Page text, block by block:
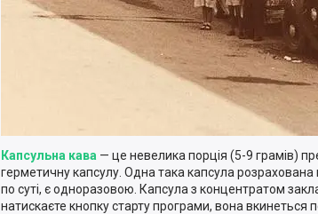
Капсульна кава — це невелика порція (5-9 грамів)
герметичну капсулу. Одна така капсула розрахована
по суті, є одноразовою. Капсула з концентратом
натискаєте кнопку старту програми, вона вкинеться